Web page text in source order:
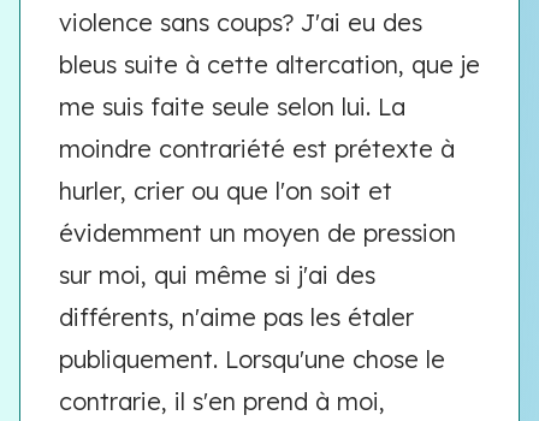
violence sans coups? J'ai eu des
bleus suite à cette altercation, que je
me suis faite seule selon lui. La
moindre contrariété est prétexte à
hurler, crier ou que l'on soit et
évidemment un moyen de pression
sur moi, qui même si j'ai des
différents, n'aime pas les étaler
publiquement. Lorsqu'une chose le
contrarie, il s'en prend à moi,